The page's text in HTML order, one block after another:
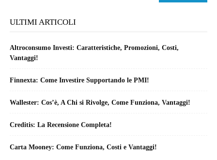
ULTIMI ARTICOLI
Altroconsumo Investi: Caratteristiche, Promozioni, Costi,
Vantaggi!
Finnexta: Come Investire Supportando le PMI!
Wallester: Cos’è, A Chi si Rivolge, Come Funziona, Vantaggi!
Creditis: La Recensione Completa!
Carta Mooney: Come Funziona, Costi e Vantaggi!